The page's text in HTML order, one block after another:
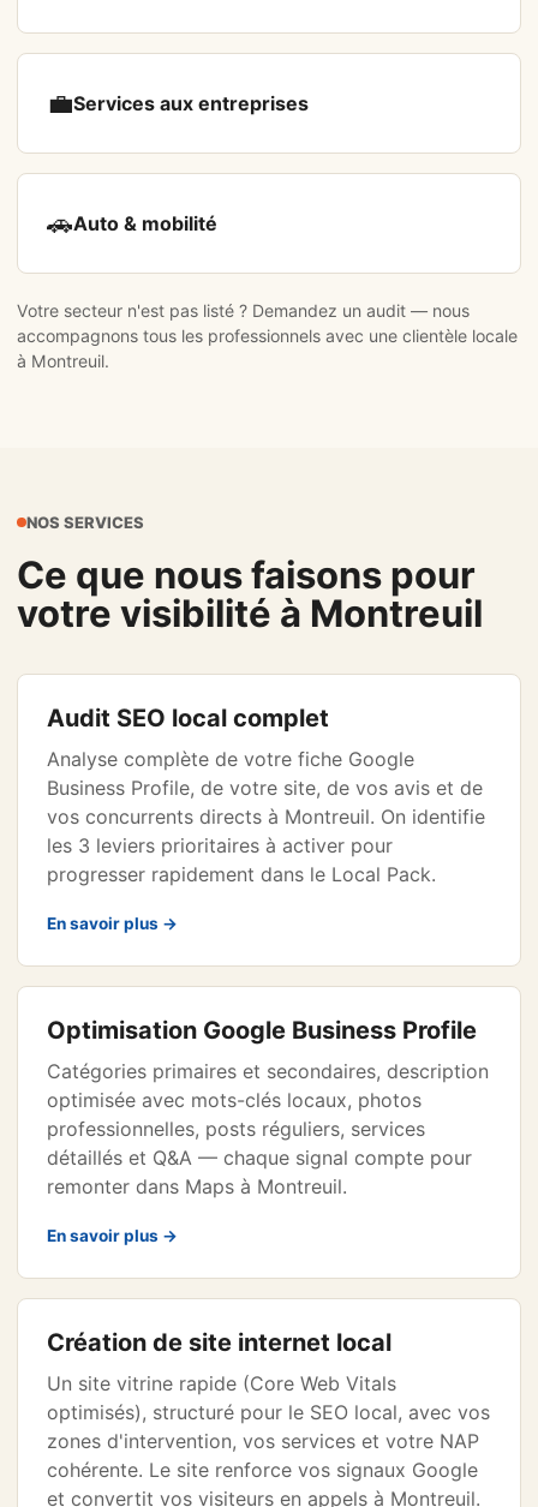
💼Services aux entreprises
🚗Auto & mobilité
Votre secteur n'est pas listé ? Demandez un audit — nous
accompagnons tous les professionnels avec une clientèle locale
à Montreuil.
NOS SERVICES
Ce que nous faisons pour
votre visibilité à Montreuil
Audit SEO local complet
Analyse complète de votre fiche Google
Business Profile, de votre site, de vos avis et de
vos concurrents directs à Montreuil. On identifie
les 3 leviers prioritaires à activer pour
progresser rapidement dans le Local Pack.
En savoir plus →
Optimisation Google Business Profile
Catégories primaires et secondaires, description
optimisée avec mots-clés locaux, photos
professionnelles, posts réguliers, services
détaillés et Q&A — chaque signal compte pour
remonter dans Maps à Montreuil.
En savoir plus →
Création de site internet local
Un site vitrine rapide (Core Web Vitals
optimisés), structuré pour le SEO local, avec vos
zones d'intervention, vos services et votre NAP
cohérente. Le site renforce vos signaux Google
et convertit vos visiteurs en appels à Montreuil.